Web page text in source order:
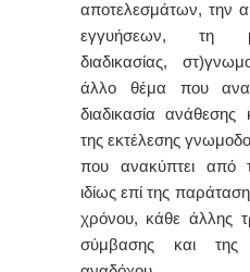
αποτελεσμάτων, την
εγγυήσεων, τη
διαδικασίας,
άλλο θέμα που
διαδικασία ανάθεσης
της εκτέλεσης
που ανακύπτει από
ιδίως επί της
χρόνου, κάθε άλλης
σύμβασης και της